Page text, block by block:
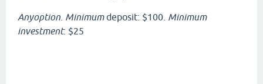
Anyoption Minimumdeposit: $100. Minimum
investment: $25